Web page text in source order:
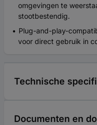
omgevingen te
stootbestendig.
Plug-and-play-
voor direct gebruik in
Technische
Documenten en